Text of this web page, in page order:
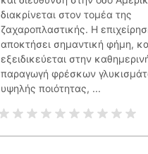
διακρίνεται στον τομέα της
ζαχαροπλαστικής. H
αποκτήσει σημαντική φήμη,
εξειδικεύεται στην
παραγωγή φρέσκων
υψηλής ποιότητας, ...